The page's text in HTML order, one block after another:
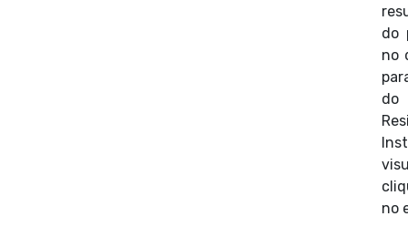
do
no
do
no